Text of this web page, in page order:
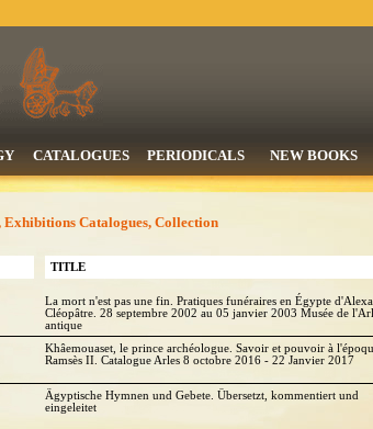
CATALOGUES PERIODICALS NEW BOOKS
Catalogues, Collection
TITLE
La mort n'est pas une fin. Pratiques funéraires en Égypte
Cléopâtre. 28 septembre 2002 au 05 janvier 2003 Musée de
antique
Khâemouaset, le prince archéologue. Savoir et pouvoir à
Ramsès II. Catalogue Arles 8 octobre 2016 - 22 Janvier 2017
Ägyptische Hymnen und Gebete. Übersetzt, kommentiert und
eingeleitet